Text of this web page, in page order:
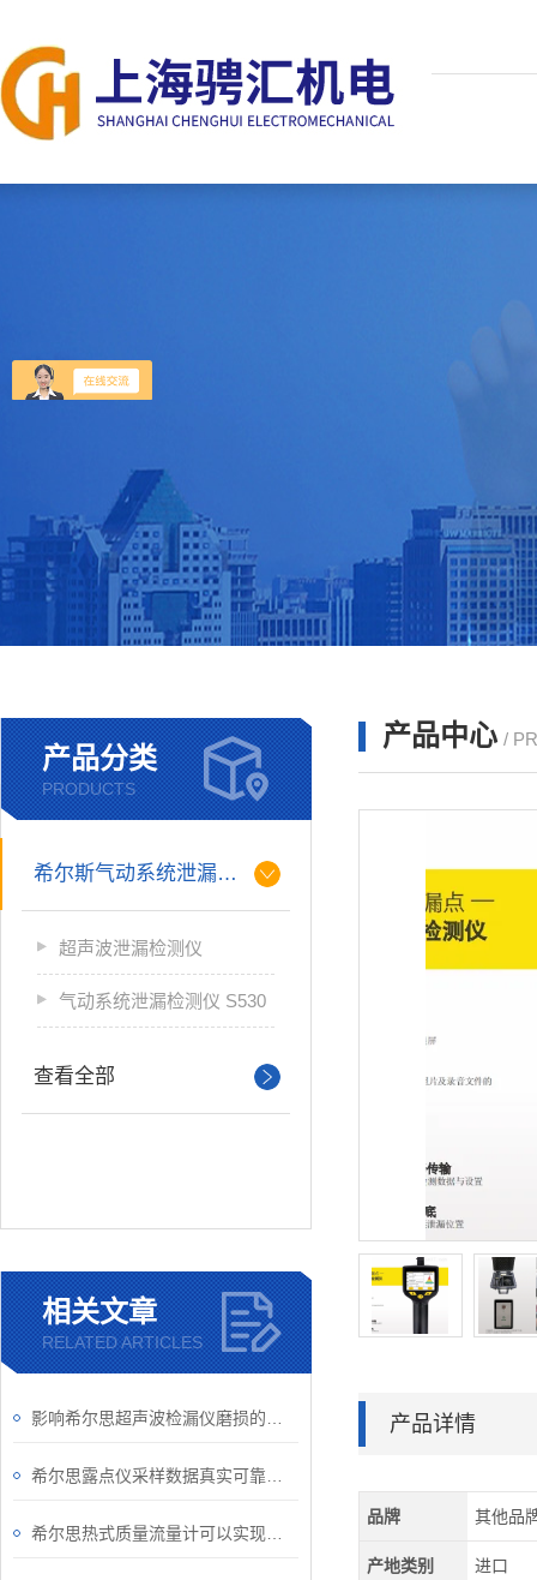
产品分类
PRODUCTS
希尔斯气动系统泄漏检测仪
超声波泄漏检测仪
气动系统泄漏检测仪 S530
查看全部
相关文章
RELATED ARTICLES
产品中心 /
产品详情
品牌 其他品
产地类别 进口